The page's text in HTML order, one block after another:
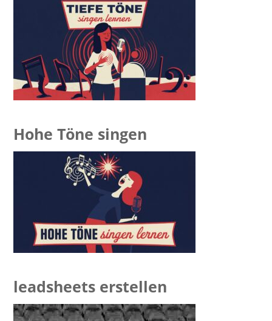
Hohe Töne singen
leadsheets erstellen